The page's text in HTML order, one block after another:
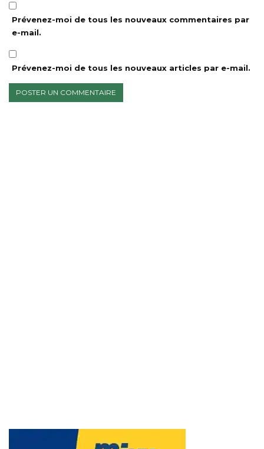
Prévenez-moi de tous les nouveaux commentaires par
e-mail.
Prévenez-moi de tous les nouveaux articles par e-mail.